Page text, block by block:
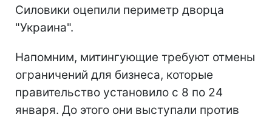
Силовики оцепили периметр дворца
"Украина".
Напомним, митингующие требуют отмены
ограничений для бизнеса, которые
правительство установило с 8 по 24
января. До этого они выступали против